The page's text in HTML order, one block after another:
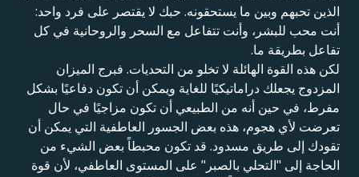
الذين تحبهم وبين ما يستحقونه. حبك لا يقتصر على فرد واحد:
أنت محب للبشر، وأنت تتفاعل مع السحر والروحانية في كل
تفاعل بطريقة ما.
لكن هذه القوة الهائلة لا تخلو من التحديات. فبرج الميزان
المزدوج يجعلك دراماتيكيًا للغاية ويمكن أن تكون دفاعيًا بشكل
مفرط، في حين أنه من الطبيعي أن تكون مزاجيًا في حال
تعرضت لأي هجوم، هذه بعض الجسور العاطفية التي يمكن أن
تقودك إلى طريق مسدود. قد تكون محبطاً بعض الشيء من
الحاجة إلى "التحلي بالصبر" على المستوى العاطفي، لأن قوة